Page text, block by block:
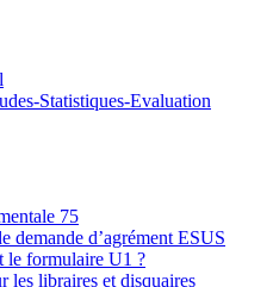
Statistiques-Evaluation
75
demande d’agrément ESUS
le formulaire U1 ?
les libraires et disquaires